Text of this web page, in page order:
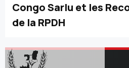
Congo Sarlu et les
de la RPDH